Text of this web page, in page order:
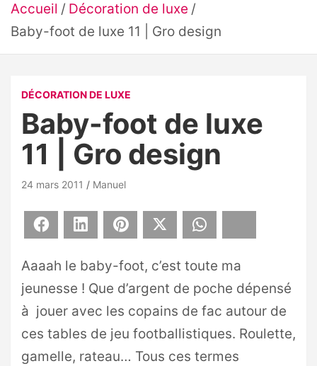
Accueil
Décoration de luxe
Baby-foot de luxe 11 | Gro design
DÉCORATION DE LUXE
Baby-foot de luxe
11 | Gro design
24 mars 2011 Manuel
Facebook LinkedIn Pinterest
Aaaah le baby-foot, c’est toute ma
jeunesse ! Que d’argent de poche dépensé
à jouer avec les copains de fac autour de
ces tables de jeu footballistiques. Roulette,
gamelle, rateau… Tous ces termes